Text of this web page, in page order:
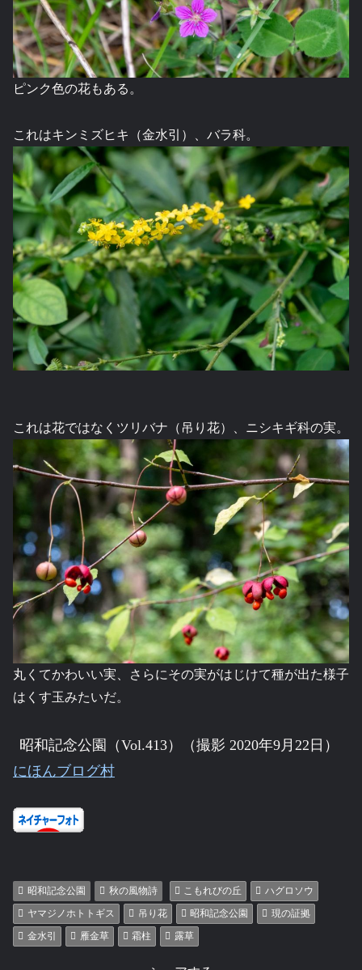
ピンク色の花もある。
これはキンミズヒキ（金水引）、バラ科。
これは花ではなくツリバナ（吊り花）、ニシキギ科の実。
丸くてかわいい実、さらにその実がはじけて種が出た様子
はくす玉みたいだ。
昭和記念公園（Vol.413）（撮影 2020年9月22日）
にほんブログ村
昭和記念公園 秋の風物詩 こもれびの丘
ハグロソウ
ヤマジノホトトギス
吊り花 昭和記念公園
現の証拠
金水引
雁金草 霜柱 露草